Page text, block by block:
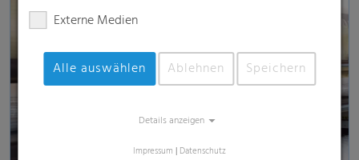
Video laden & anschauen
Externe Medien
Alle auswählen Ablehnen Speichern
Details anzeigen
Impressum | Datenschutz